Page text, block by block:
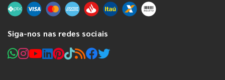
Siga-nos nas redes sociais